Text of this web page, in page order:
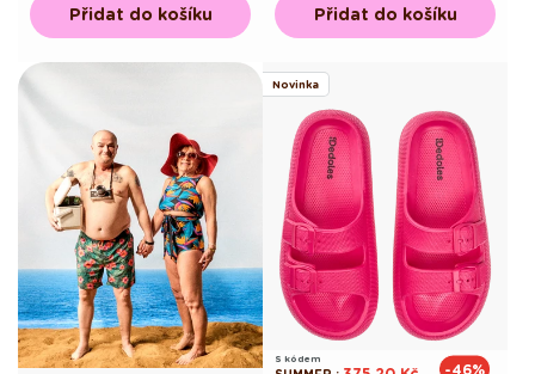
Přidat do košíku Přidat do košíku
Novinka
S kódem
-46%